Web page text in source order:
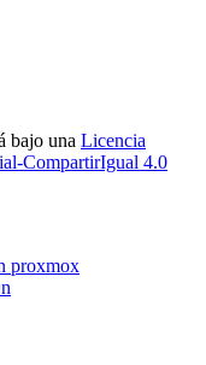
bajo una Licencia
CompartirIgual 4.0
proxmox